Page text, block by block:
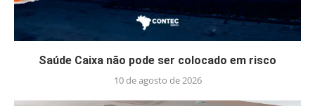
Saúde Caixa não pode ser colocado em risco
10 de agosto de 2026